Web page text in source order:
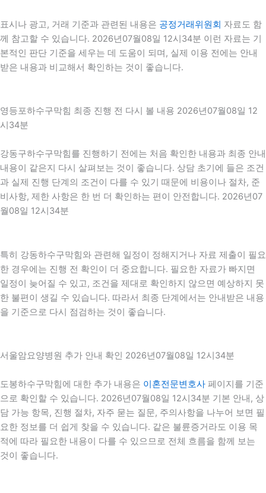
표시나 광고, 거래 기준과 관련된 내용은 공정거래위원회 자료도 함
께 참고할 수 있습니다. 2026년07월08일 12시34분 이런 자료는 기
본적인 판단 기준을 세우는 데 도움이 되며, 실제 이용 전에는 안내
받은 내용과 비교해서 확인하는 것이 좋습니다.
영등포하수구막힘 최종 진행 전 다시 볼 내용 2026년07월08일 12
시34분
강동구하수구막힘를 진행하기 전에는 처음 확인한 내용과 최종 안내
내용이 같은지 다시 살펴보는 것이 좋습니다. 상담 초기에 들은 조건
과 실제 진행 단계의 조건이 다를 수 있기 때문에 비용이나 절차, 준
비사항, 제한 사항은 한 번 더 확인하는 편이 안전합니다. 2026년07
월08일 12시34분
특히 강동하수구막힘와 관련해 일정이 정해지거나 자료 제출이 필요
한 경우에는 진행 전 확인이 더 중요합니다. 필요한 자료가 빠지면
일정이 늦어질 수 있고, 조건을 제대로 확인하지 않으면 예상하지 못
한 불편이 생길 수 있습니다. 따라서 최종 단계에서는 안내받은 내용
을 기준으로 다시 점검하는 것이 좋습니다.
서울암요양병원 추가 안내 확인 2026년07월08일 12시34분
도봉하수구막힘에 대한 추가 내용은 이혼전문변호사 페이지를 기준
으로 확인할 수 있습니다. 2026년07월08일 12시34분 기본 안내, 상
담 가능 항목, 진행 절차, 자주 묻는 질문, 주의사항을 나누어 보면 필
요한 정보를 더 쉽게 찾을 수 있습니다. 같은 불륜증거라도 이용 목
적에 따라 필요한 내용이 다를 수 있으므로 전체 흐름을 함께 보는
것이 좋습니다.